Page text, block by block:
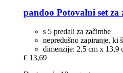
pandoo Potovalni set za
s 5 predali za začimbe
nepredušno zapiranje, ki
dimenzije: 2,5 cm x 13,9
€ 13,69